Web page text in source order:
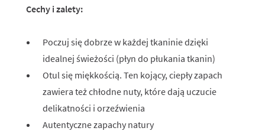
Cechy i zalety:
Poczuj się dobrze w każdej tkaninie dzięki
idealnej świeżości (płyn do płukania tkanin)
Otul się miękkością. Ten kojący, ciepły zapach
zawiera też chłodne nuty, które dają uczucie
delikatności i orzeźwienia
Autentyczne zapachy natury